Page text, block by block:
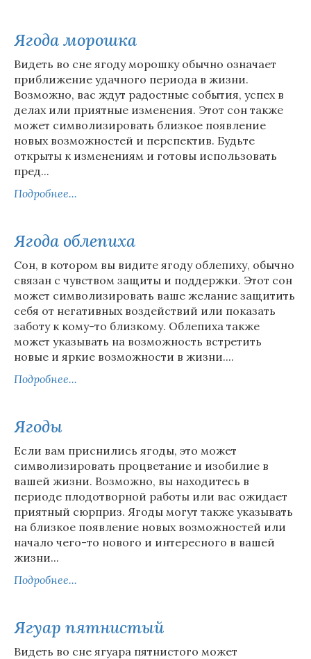
Ягода морошка
Видеть во сне ягоду морошку обычно означает
приближение удачного периода в жизни.
Возможно, вас ждут радостные события, успех в
делах или приятные изменения. Этот сон также
может символизировать близкое появление
новых возможностей и перспектив. Будьте
открыты к изменениям и готовы использовать
пред...
Подробнее...
Ягода облепиха
Сон, в котором вы видите ягоду облепиху, обычно
связан с чувством защиты и поддержки. Этот сон
может символизировать ваше желание защитить
себя от негативных воздействий или показать
заботу к кому-то близкому. Облепиха также
может указывать на возможность встретить
новые и яркие возможности в жизни....
Подробнее...
Ягоды
Если вам приснились ягоды, это может
символизировать процветание и изобилие в
вашей жизни. Возможно, вы находитесь в
периоде плодотворной работы или вас ожидает
приятный сюрприз. Ягоды могут также указывать
на близкое появление новых возможностей или
начало чего-то нового и интересного в вашей
жизни...
Подробнее...
Ягуар пятнистый
Видеть во сне ягуара пятнистого может